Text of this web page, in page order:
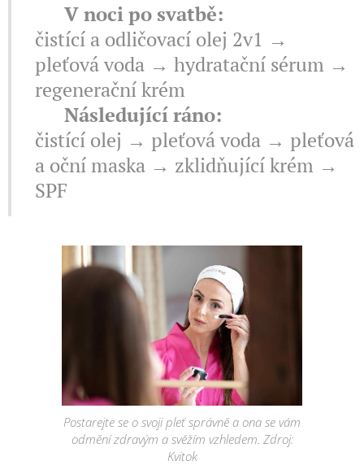
🌙 V noci po svatbě:
čistící a odličovací olej 2v1 →
pleťová voda → hydratační sérum →
regenerační krém
☀️ Následující ráno:
čistící olej → pleťová voda → pleťová
a oční maska → zklidňující krém →
SPF
Postarejte se o svoji pleť správně a ona se vám
odmění zdravým a svěžím vzhledem. Zdroj:
Kvitok